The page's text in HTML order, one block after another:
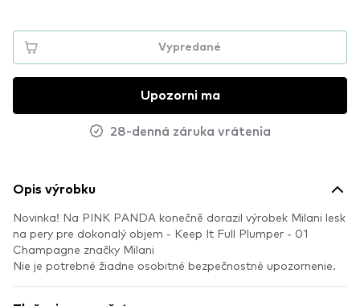
Vypredané
Upozorni ma
28-denná záruka vrátenia
Opis výrobku
Novinka! Na PINK PANDA konečně dorazil výrobek Milani lesk
na pery pre dokonalý objem - Keep It Full Plumper - 01
Champagne značky Milani
Nie je potrebné žiadne osobitné bezpečnostné upozornenie.